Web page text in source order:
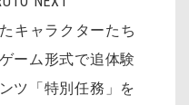
たキャラクターたち
ーム形式で追体験
ツ「特別任務」を